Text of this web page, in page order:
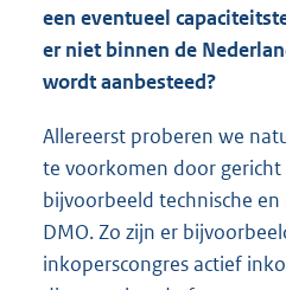
een eventueel
er niet binnen de
wordt aanbesteed?
Allereerst proberen we
te voorkomen door
bijvoorbeeld technische
DMO. Zo zijn er
inkoperscongres actief